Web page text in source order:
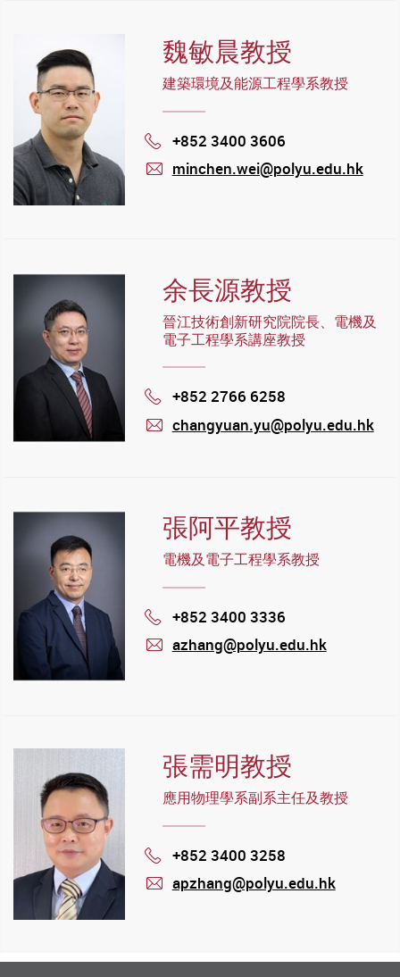
魏敏晨教授
建築環境及能源工程學系教授
Phone
+852 3400 3606
minchen.wei@polyu.edu.hk
余長源教授
晉江技術創新研究院院長、電機及
電子工程學系講座教授
Phone
+852 2766 6258
changyuan.yu@polyu.edu.hk
張阿平教授
電機及電子工程學系教授
Phone
+852 3400 3336
azhang@polyu.edu.hk
張需明教授
應用物理學系副系主任及教授
Phone
+852 3400 3258
apzhang@polyu.edu.hk